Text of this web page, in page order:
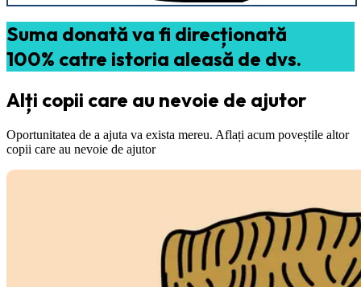
Suma donată va fi direcționată
100% catre istoria aleasă de dvs.
Alți copii care au nevoie de ajutor
Oportunitatea de a ajuta va exista mereu. Aflați acum poveștile altor
copii care au nevoie de ajutor